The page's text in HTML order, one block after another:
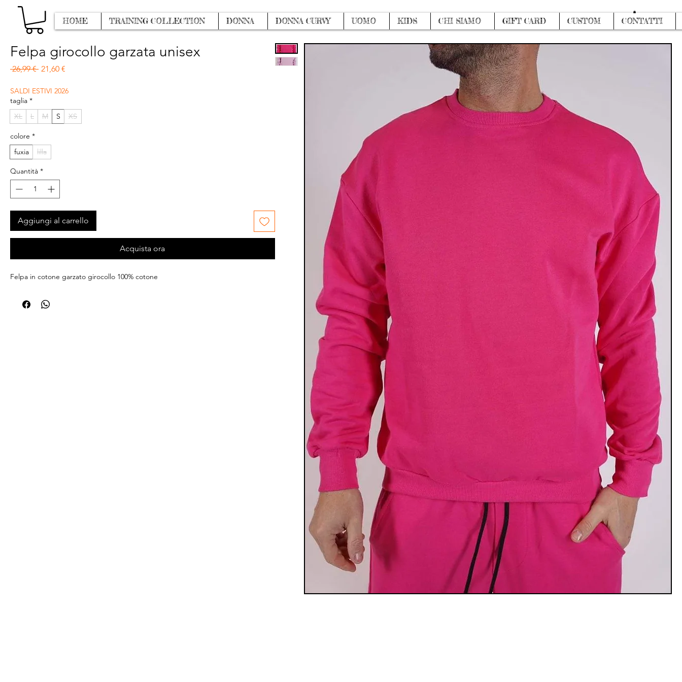
Accedi
HOME TRAINING COLLECTION DONNA DONNA CURVY UOMO KIDS CHI SIAMO GIFT CARD CUSTOM CONTATTI
Felpa girocollo garzata unisex
26,99 € Prezzo regolare
21,60 €
SALDI ESTIVI 2026
taglia *
XL
L M S XS
colore *
fuxia
lilla
Quantità *
Aggiungi al carrello
Acquista ora
Felpa in cotone garzato girocollo 100% cotone